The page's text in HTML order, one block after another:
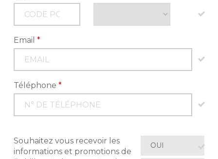
Email*
Téléphone*
Souhaitez vous recevoir les
informations et promotions de
OUI